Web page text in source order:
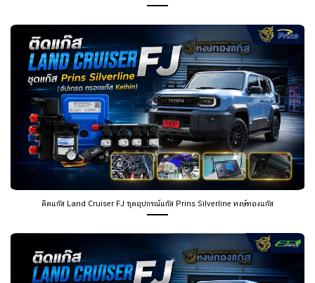
ติดแก๊ส Land Cruiser FJ ชุดอุปกรณ์แก๊ส Prins Silverline หงษ์ทองแก๊ส